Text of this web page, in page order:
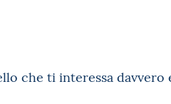
che ti interessa